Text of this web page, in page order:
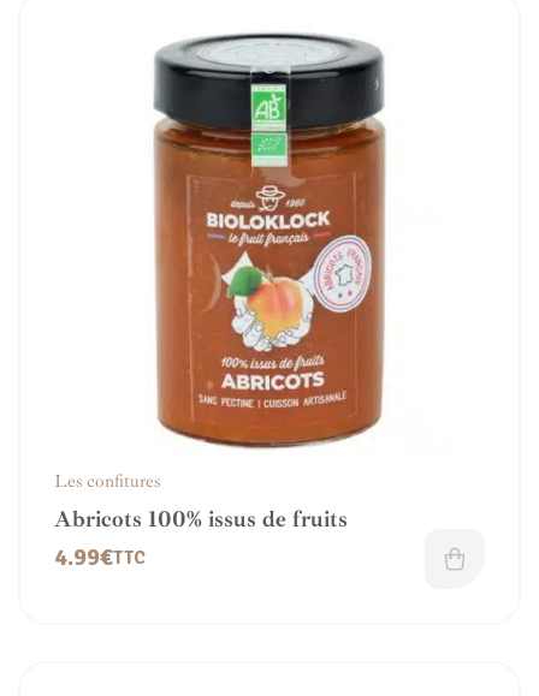
Les confitures
Abricots 100% issus de fruits
4.99€TTC